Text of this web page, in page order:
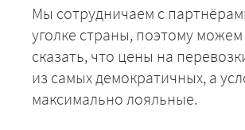
Мы сотрудничаем с
уголке страны, поэтому
сказать, что цены на
из самых демократичных, а
максимально лояльные.